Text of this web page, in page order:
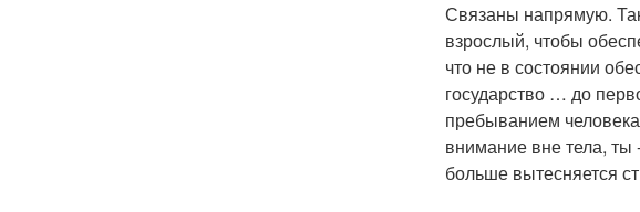
Связаны напрямую.
взрослый, чтобы
что не в состоянии
государство … до
пребыванием
внимание вне тела,
больше вытесняется